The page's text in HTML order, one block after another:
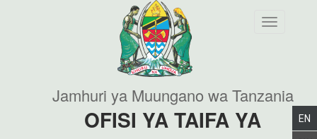
Toggle
Jamhuri ya Muungano wa Tanzania
OFISI YA TAIFA YA